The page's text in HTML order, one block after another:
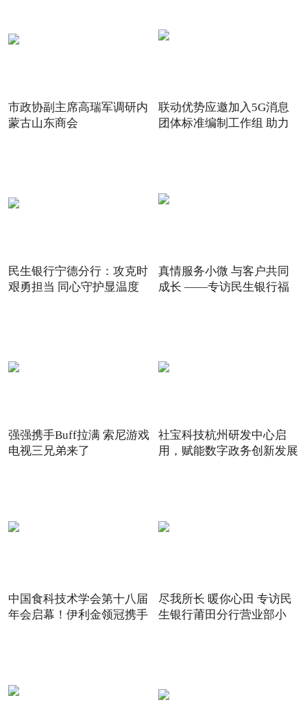
市政协副主席高瑞军调研内
蒙古山东商会
联动优势应邀加入5G消息
团体标准编制工作组 助力
民生银行宁德分行：攻克时
艰勇担当 同心守护显温度
真情服务小微 与客户共同
成长 ——专访民生银行福
强强携手Buff拉满 索尼游戏
电视三兄弟来了
社宝科技杭州研发中心启
用，赋能数字政务创新发展
中国食科技术学会第十八届
年会启幕！伊利金领冠携手
尽我所长 暖你心田 专访民
生银行莆田分行营业部小